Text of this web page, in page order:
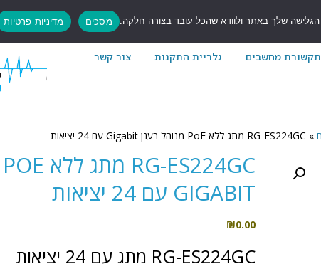
תקשורת מחשבים גלריית התקנות צור קשר
» RG-ES224GC מתג ללא PoE מנוהל בענן Gigabit עם 24 יציאות
GIGABIT עם 24 יציאות
₪0.00
RG-ES224GC מתג עם 24 יציאות
מסכים מדיניות פרטיות